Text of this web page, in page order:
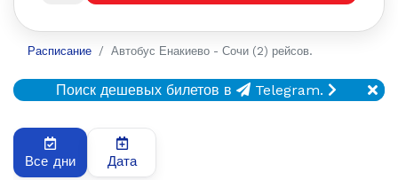
Расписание Автобус Енакиево - Сочи (2) рейсов.
Поиск дешевых билетов в Telegram.
Все дни Дата